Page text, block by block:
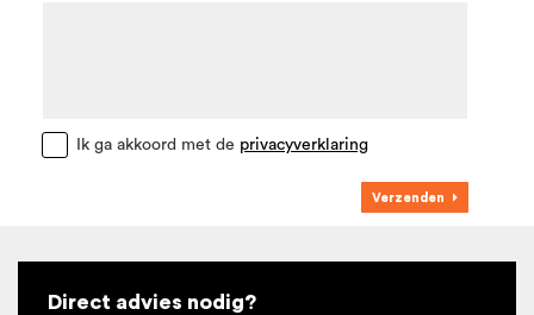
Ik ga akkoord met de privacyverklaring
Verzenden
Direct advies nodig?